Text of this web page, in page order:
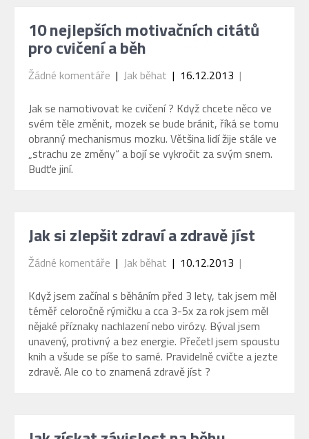
10 nejlepších motivačních citátů
pro cvičení a běh
Žádné komentáře | Jak běhat | 16.12.2013 |
Jak se namotivovat ke cvičení ? Když chcete něco ve
svém těle změnit, mozek se bude bránit, říká se tomu
obranný mechanismus mozku. Většina lidí žije stále ve
„strachu ze změny“ a bojí se vykročit za svým snem.
Budťe jiní.
Jak si zlepšit zdraví a zdravě jíst
Žádné komentáře | Jak běhat | 10.12.2013 |
Když jsem začínal s běháním před 3 lety, tak jsem měl
téměř celoročně rýmičku a cca 3-5x za rok jsem měl
nějaké příznaky nachlazení nebo virózy. Býval jsem
unavený, protivný a bez energie. Přečetl jsem spoustu
knih a všude se píše to samé. Pravidelně cvičte a jezte
zdravě. Ale co to znamená zdravě jíst ?